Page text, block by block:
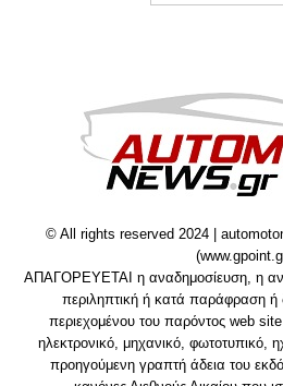
© All rights reserved 2024 |
ΑΠΑΓΟΡΕΥΕΤΑΙ η αναδημοσίευση, η
περιληπτική ή κατά παράφραση ή
περιεχομένου του παρόντος web
ηλεκτρονικό, μηχανικό, φωτοτυπικό,
προηγούμενη γραπτή άδεια του